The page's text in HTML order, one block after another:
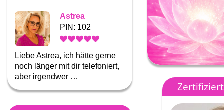
Astrea
PIN: 102
Liebe Astrea, ich hätte gerne
noch länger mit dir telefoniert,
aber irgendwer …
Astrea
PIN: 102
Ich kann Dir nur immer
das Du so für mich da bist
wenn es mir nicht gut …